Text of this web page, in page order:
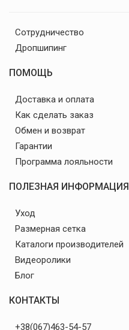
Сотрудничество
Дропшипинг
ПОМОЩЬ
Доставка и оплата
Как сделать заказ
Обмен и возврат
Гарантии
Программа лояльности
ПОЛЕЗНАЯ ИНФОРМАЦИЯ
Уход
Размерная сетка
Каталоги производителей
Видеоролики
Блог
КОНТАКТЫ
+38(067)463-54-57